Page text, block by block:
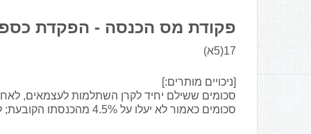
פקודת מס הכנסה - הפקדת
17(5א)
[ניכויים מותרים:]
סכומים כאמור לא יעלו על 4.5% מהכנסתו הקובעת; לענין זה -